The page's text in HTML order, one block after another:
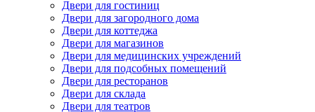
Двери для гостиниц
Двери для загородного дома
Двери для коттеджа
Двери для магазинов
Двери для медицинских учреждений
Двери для подсобных помещений
Двери для ресторанов
Двери для склада
Двери для театров